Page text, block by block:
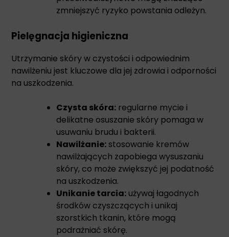
zmniejszyć ryzyko powstania odleżyn.
Pielęgnacja higieniczna
Utrzymanie skóry w czystości i odpowiednim
nawilżeniu jest kluczowe dla jej zdrowia i odporności
na uszkodzenia.
Czysta skóra: regularne mycie i
delikatne osuszanie skóry pomaga w
usuwaniu brudu i bakterii.
Nawilżanie:stosowanie kremów
nawilżających zapobiega wysuszaniu
skóry, co może zwiększyć jej podatność
na uszkodzenia.
Unikanie tarcia:używaj łagodnych
środków czyszczących i unikaj
szorstkich tkanin, które mogą
podrażniać skórę.